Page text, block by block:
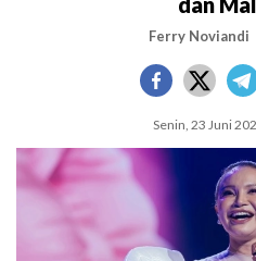
Ferry Noviandi
Senin, 23 Juni